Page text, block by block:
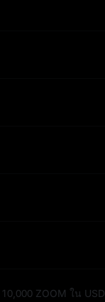
ZOOM ใน USD